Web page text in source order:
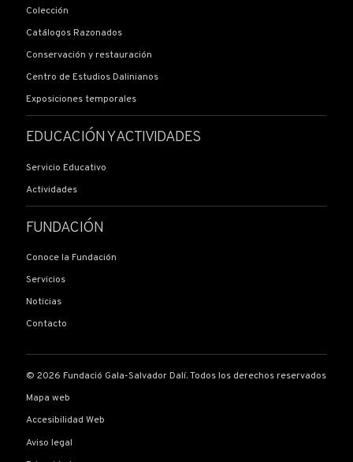
Colección
Catálogos Razonados
Conservación y restauración
Centro de Estudios Dalinianos
Exposiciones temporales
EDUCACIÓN Y ACTIVIDADES
Servicio Educativo
Actividades
FUNDACIÓN
Conoce la Fundación
Servicios
Noticias
Contacto
© 2026 Fundació Gala-Salvador Dalí. Todos los derechos reservados
Mapa web
Accesibilidad Web
Aviso legal